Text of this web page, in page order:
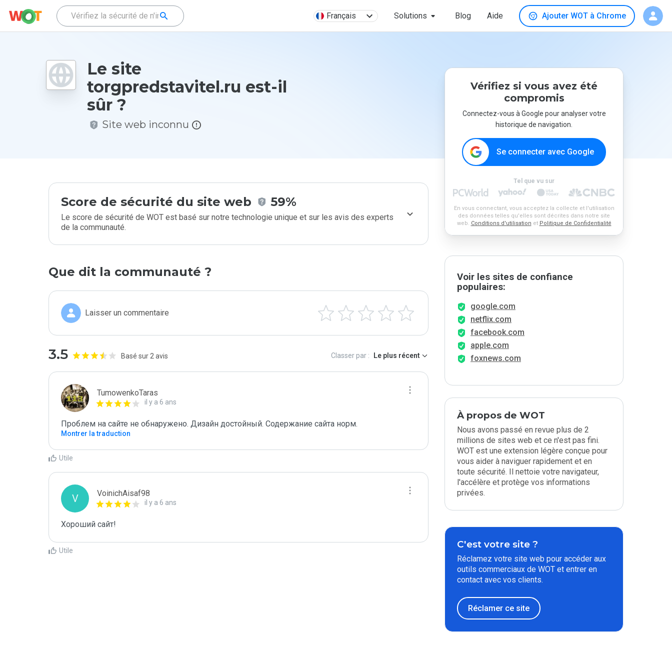
Français Solutions Blog Aide Ajouter WOT à Chrome
Le site
torgpredstavitel.ru est-il
sûr ?
Site web inconnu
Score de sécurité du site web 59%
Le score de sécurité de WOT est basé sur notre technologie unique et sur les avis des experts
de la communauté.
Que dit la communauté ?
Laisser un commentaire
3.5 Basé sur 2 avis Classer par : Le plus récent
TumowenkoTaras
il y a 6 ans
Проблем на сайте не обнаружено. Дизайн достойный. Содержание сайта норм.
Montrer la traduction
Utile
V VoinichAisaf98
il y a 6 ans
Хороший сайт!
Utile
Vérifiez si vous avez été
compromis
Connectez-vous à Google pour analyser votre
historique de navigation.
Se connecter avec Google
Tel que vu sur
En vous connectant, vous acceptez la collecte et l'utilisation
des données telles qu'elles sont décrites dans notre site
web. Conditions d'utilisation et Politique de Confidentialité
Voir les sites de confiance
populaires:
google.com
netflix.com
facebook.com
apple.com
foxnews.com
À propos de WOT
Nous avons passé en revue plus de 2
millions de sites web et ce n'est pas fini.
WOT est une extension légère conçue pour
vous aider à naviguer rapidement et en
toute sécurité. Il nettoie votre navigateur,
l'accélère et protège vos informations
privées.
C'est votre site ?
Réclamez votre site web pour accéder aux
outils commerciaux de WOT et entrer en
contact avec vos clients.
Réclamer ce site